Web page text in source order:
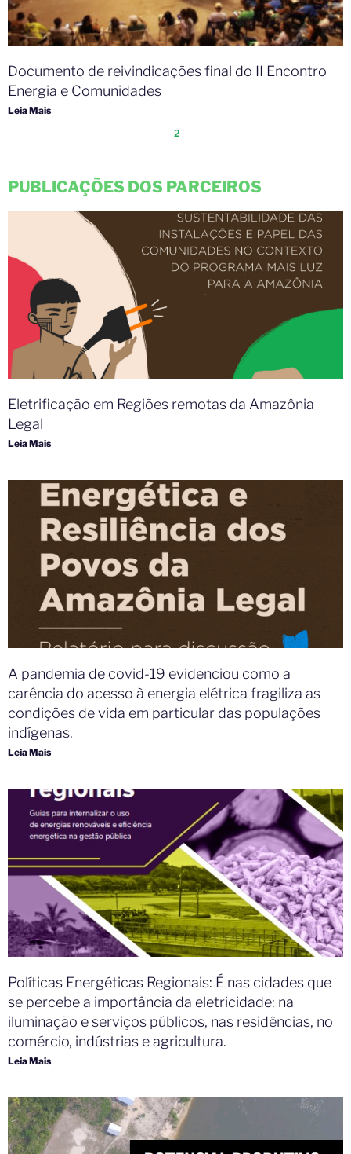
Documento de reivindicações final do II Encontro
Energia e Comunidades​
Leia Mais
2
PUBLICAÇÕES DOS PARCEIROS
Eletrificação em Regiões remotas da Amazônia
Legal
Leia Mais
A pandemia de covid-19 evidenciou como a
carência do acesso à energia elétrica fragiliza as
condições de vida em particular das populações
indígenas.
Leia Mais
Políticas Energéticas Regionais: É nas cidades que
se percebe a importância da eletricidade: na
iluminação e serviços públicos, nas residências, no
comércio, indústrias e agricultura.
Leia Mais